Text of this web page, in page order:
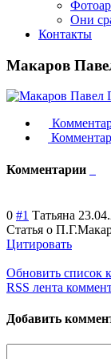
Они
Контакты
Макаров
Комментарии
0 #1 Татьяна
Статья о
Цитировать
Обновить список
RSS лента
Добавить